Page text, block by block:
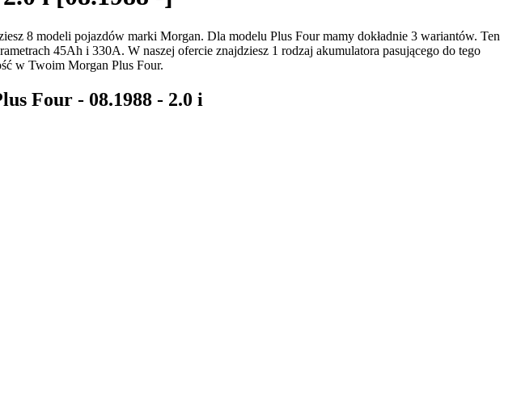
8 modeli pojazdów marki Morgan. Dla modelu Plus Four mamy dokładnie 3 wariantów. Ten
45Ah i 330A. W naszej ofercie znajdziesz 1 rodzaj akumulatora pasującego do tego
w Twoim Morgan Plus Four.
Four - 08.1988 - 2.0 i